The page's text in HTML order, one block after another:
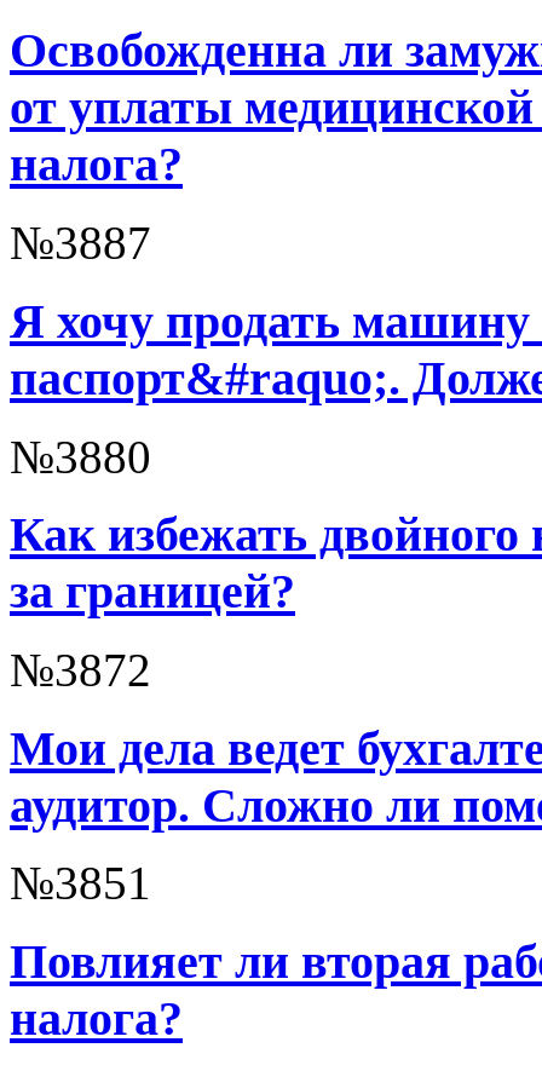
Освобожденна ли
от уплаты
налога?
№3887
Я хочу продать
паспорт&#raquo;.
№3880
Как избежать двойного
за границей?
№3872
Мои дела ведет
аудитор. Сложно ли
№3851
Повлияет ли вторая
налога?